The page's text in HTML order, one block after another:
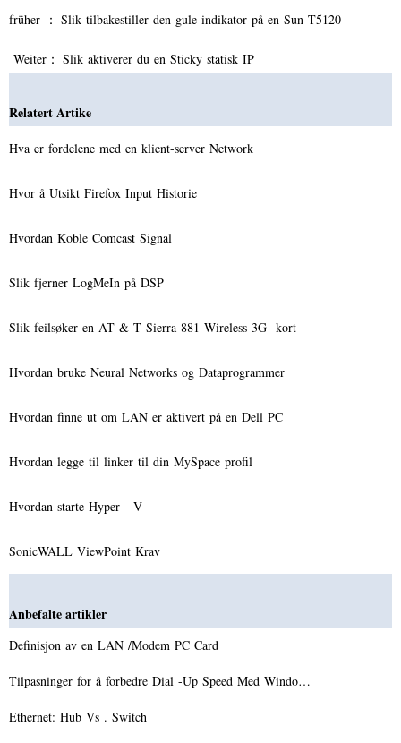
früher ： Slik tilbakestiller den gule indikator på en Sun T5120
Weiter： Slik aktiverer du en Sticky statisk IP
Relatert Artike
Hva er fordelene med en klient-server Network
Hvor å Utsikt Firefox Input Historie
Hvordan Koble Comcast Signal
Slik fjerner LogMeIn på DSP
Slik feilsøker en AT & T Sierra 881 Wireless 3G -kort
Hvordan bruke Neural Networks og Dataprogrammer
Hvordan finne ut om LAN er aktivert på en Dell PC
Hvordan legge til linker til din MySpace profil
Hvordan starte Hyper - V
SonicWALL ViewPoint Krav
Anbefalte artikler
Definisjon av en LAN /Modem PC Card
Tilpasninger for å forbedre Dial -Up Speed ​​Med Windo…
Ethernet: Hub Vs . Switch